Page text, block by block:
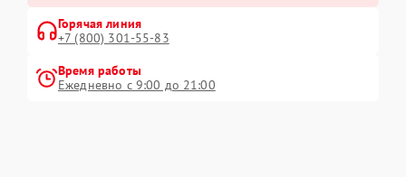
Горячая линия
+7 (800) 301-55-83
Время работы
Ежедневно с 9:00 до 21:00